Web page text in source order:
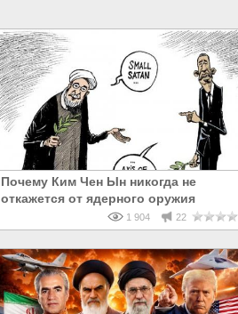
Почему Ким Чен Ын никогда не
откажется от ядерного оружия
1 904 22